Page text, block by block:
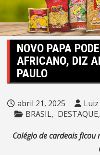
NOVO PAPA
AFRICANO, DIZ
PAULO
abril 21, 2025
BRASIL
DESTAQUE
Colégio de cardeais